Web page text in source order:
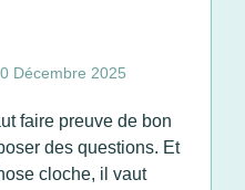
Décembre 2025
faire preuve de bon
des questions. Et
cloche, il vaut